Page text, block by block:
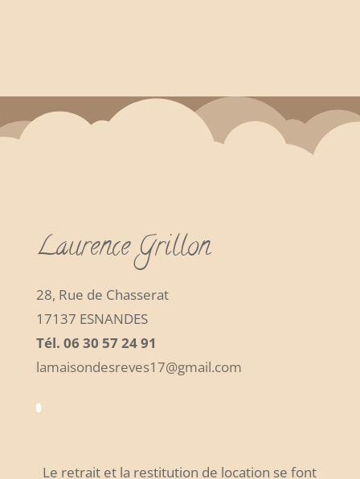
Laurence Grillon
28, Rue de Chasserat
17137 ESNANDES
Tél. 06 30 57 24 91
lamaisondesreves17@gmail.com
Le retrait et la restitution de location se font